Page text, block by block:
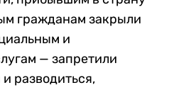
гражданам закрыли
и
— запретили
разводиться,